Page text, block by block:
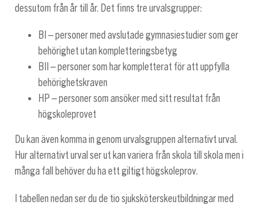
dessutom från år till år. Det finns tre urvalsgrupper:
BI – personer med avslutade gymnasiestudier som ger
behörighet utan kompletteringsbetyg
BII – personer som har kompletterat för att uppfylla
behörighetskraven
HP – personer som ansöker med sitt resultat från
högskoleprovet
Du kan även komma in genom urvalsgruppen alternativt urval.
Hur alternativt urval ser ut kan variera från skola till skola men i
många fall behöver du ha ett giltigt högskoleprov.
I tabellen nedan ser du de tio sjuksköterskeutbildningar med